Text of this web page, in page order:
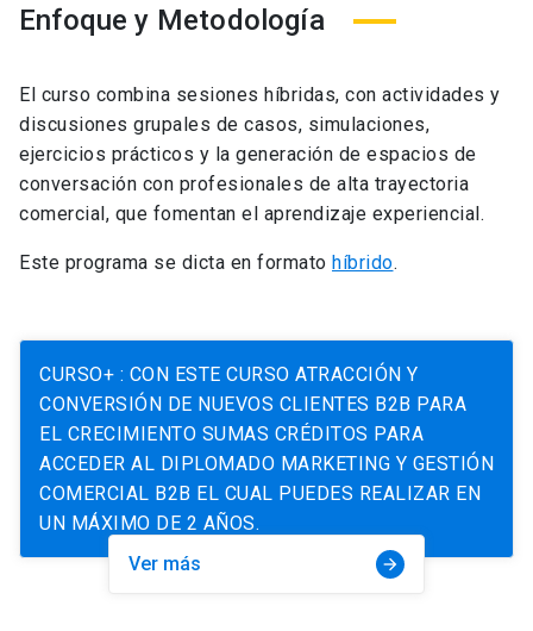
Enfoque y Metodología
El curso combina sesiones híbridas, con actividades y
discusiones grupales de casos, simulaciones,
ejercicios prácticos y la generación de espacios de
conversación con profesionales de alta trayectoria
comercial, que fomentan el aprendizaje experiencial.
Este programa se dicta en formato híbrido.
CURSO+ : CON ESTE CURSO ATRACCIÓN Y
CONVERSIÓN DE NUEVOS CLIENTES B2B PARA
EL CRECIMIENTO SUMAS CRÉDITOS PARA
ACCEDER AL DIPLOMADO MARKETING Y GESTIÓN
COMERCIAL B2B EL CUAL PUEDES REALIZAR EN
UN MÁXIMO DE 2 AÑOS.
Ver más
arrow_forward